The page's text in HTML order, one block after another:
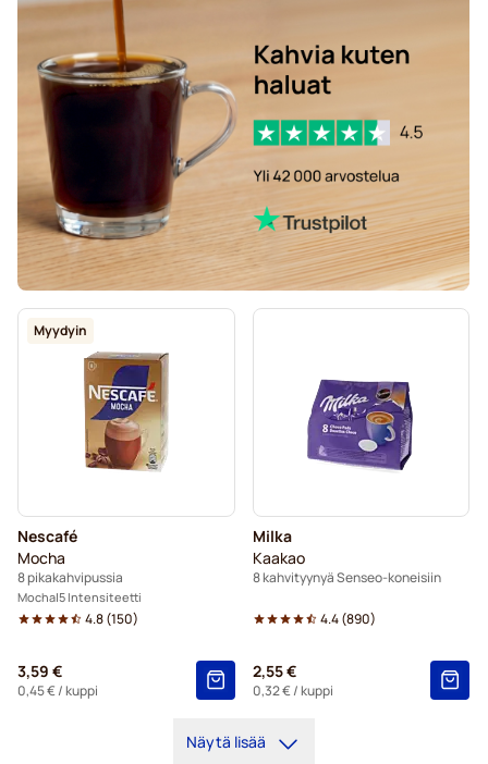
Myydyin
Nescafé
Mocha
8 pikakahvipussia
Mocha 5 Intensiteetti
4.8(150)
3,59 €
0,45 €/ kuppi
Milka
Kaakao
8 kahvityynyä Senseo-koneisiin
4.4(890)
2,55 €
0,32 €/ kuppi
Näytä lisää